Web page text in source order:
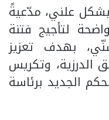
علني، مدّعيةً
لتأجيج فتنة
بهدف تعزيز
الدرزية، وتكريس
الجديد برئاسة